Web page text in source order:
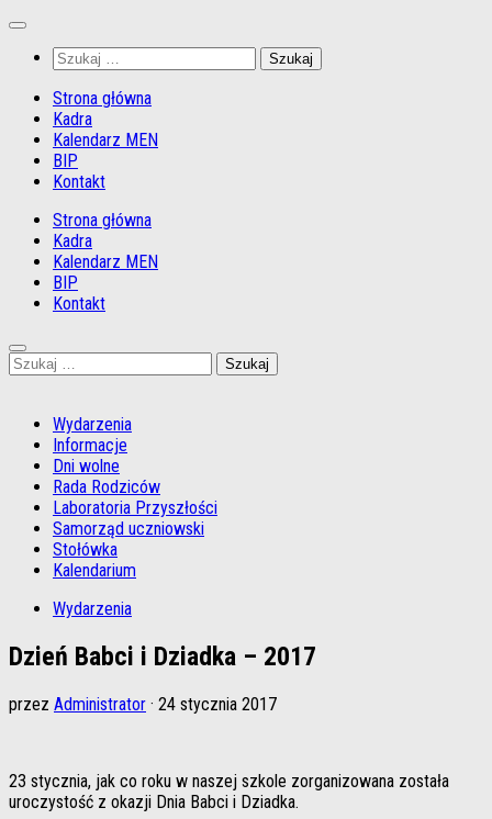
Przejdź
treści
Szukaj:
Strona główna
Kadra
Kalendarz MEN
BIP
Kontakt
Strona główna
Kadra
Kalendarz MEN
BIP
Kontakt
Szukaj:
Wydarzenia
Informacje
Dni wolne
Rada Rodziców
Laboratoria Przyszłości
Samorząd uczniowski
Stołówka
Kalendarium
Wydarzenia
Dzień Babci i Dziadka – 2017
przez Administrator · 24 stycznia 2017
23 stycznia, jak co roku w naszej szkole zorganizowana została
uroczystość z okazji Dnia Babci i Dziadka.